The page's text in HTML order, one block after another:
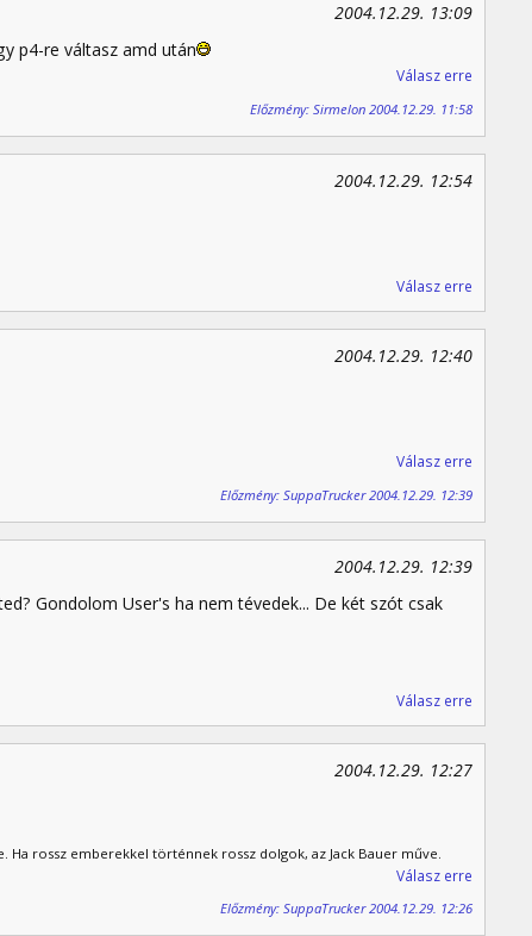
2004.12.29. 13:09
p4-re váltasz amd után
Válasz erre
Előzmény: Sirmelon 2004.12.29. 11:58
2004.12.29. 12:54
Válasz erre
2004.12.29. 12:40
Válasz erre
Előzmény: SuppaTrucker 2004.12.29. 12:39
2004.12.29. 12:39
Gondolom User's ha nem tévedek... De két szót csak
Válasz erre
2004.12.29. 12:27
rossz emberekkel történnek rossz dolgok, az Jack Bauer műve.
Válasz erre
Előzmény: SuppaTrucker 2004.12.29. 12:26